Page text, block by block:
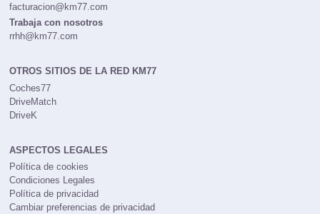
facturacion@km77.com
Trabaja con nosotros
rrhh@km77.com
OTROS SITIOS DE LA RED KM77
Coches77
DriveMatch
DriveK
ASPECTOS LEGALES
Política de cookies
Condiciones Legales
Política de privacidad
Cambiar preferencias de privacidad